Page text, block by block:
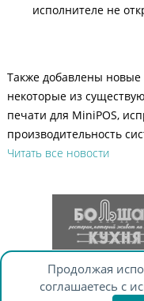
исполнителе не
Также добавлены
некоторые из
печати для MiniPOS,
производительность
Читать все новости
©
Продолжая
соглашаетесь с